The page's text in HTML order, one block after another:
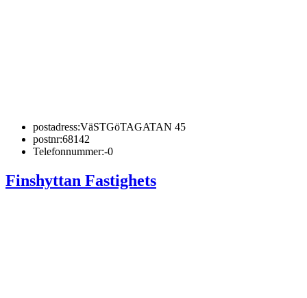
postadress:VäSTGöTAGATAN 45
postnr:68142
Telefonnummer:-0
Finshyttan Fastighets